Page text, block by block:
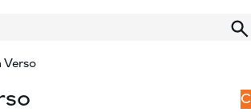
Verso
C